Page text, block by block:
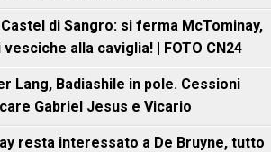
di Sangro: si ferma McTominay,
alla caviglia! | FOTO CN24
Lang, Badiashile in pole. Cessioni
Gabriel Jesus e Vicario
resta interessato a De Bruyne, tutto